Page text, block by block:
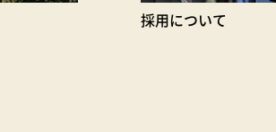
採用について